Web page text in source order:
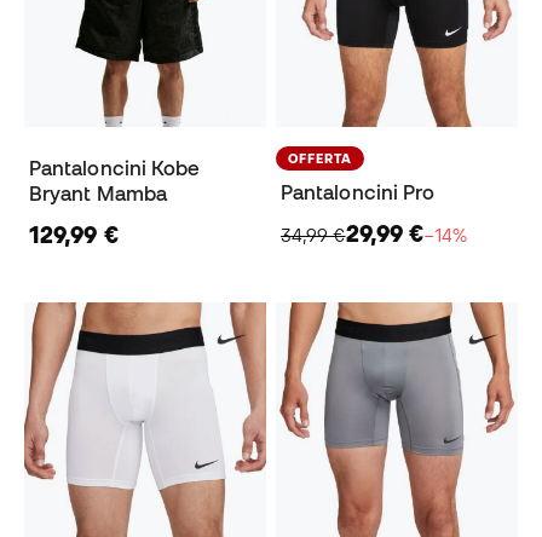
Pantaloncini Kobe
Bryant Mamba
129,99 €
OFFERTA
Pantaloncini Pro
34,99 €29,99 €−14%